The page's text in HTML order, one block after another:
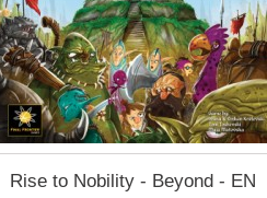
Rise to Nobility - Beyond - EN